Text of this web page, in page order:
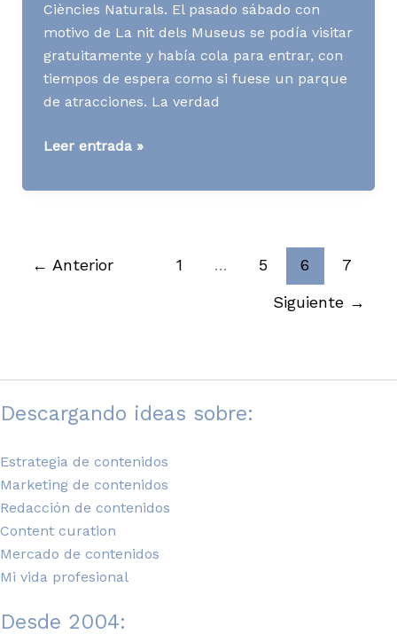
Ciències Naturals. El pasado sábado con
motivo de La nit dels Museus se podía visitar
gratuitamente y había cola para entrar, con
tiempos de espera como si fuese un parque
de atracciones. La verdad
Media
S21
Leer entrada »
← Anterior 1 … 5 6 7
Siguiente →
Descargando ideas sobre:
Estrategia de contenidos
Marketing de contenidos
Redacción de contenidos
Content curation
Mercado de contenidos
Mi vida profesional
Desde 2004: